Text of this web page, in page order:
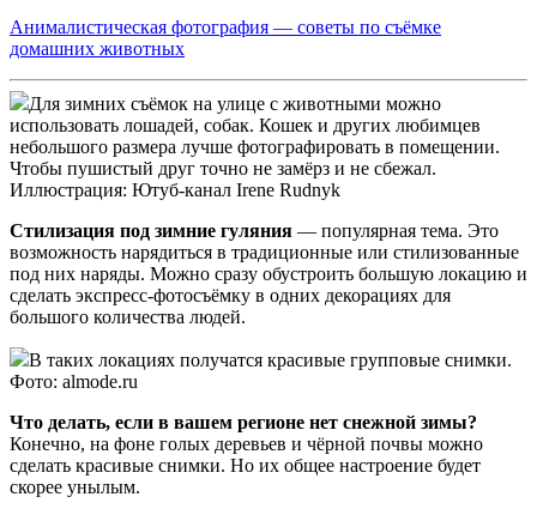
Анималистическая фотография — советы по съёмке
домашних животных
Для зимних съёмок на улице с животными можно
использовать лошадей, собак. Кошек и других любимцев
небольшого размера лучше фотографировать в помещении.
Чтобы пушистый друг точно не замёрз и не сбежал.
Иллюстрация: Ютуб-канал Irene Rudnyk
Стилизация под зимние гуляния — популярная тема. Это
возможность нарядиться в традиционные или стилизованные
под них наряды. Можно сразу обустроить большую локацию и
сделать экспресс-фотосъёмку в одних декорациях для
большого количества людей.
В таких локациях получатся красивые групповые снимки.
Фото: almode.ru
Что делать, если в вашем регионе нет снежной зимы?
Конечно, на фоне голых деревьев и чёрной почвы можно
сделать красивые снимки. Но их общее настроение будет
скорее унылым.